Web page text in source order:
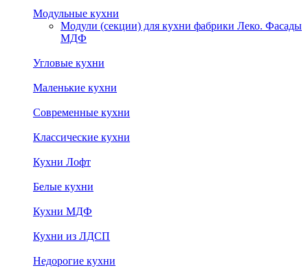
Модульные кухни
Модули (секции) для кухни фабрики Леко. Фасады
МДФ
Угловые кухни
Маленькие кухни
Современные кухни
Классические кухни
Кухни Лофт
Белые кухни
Кухни МДФ
Кухни из ЛДСП
Недорогие кухни